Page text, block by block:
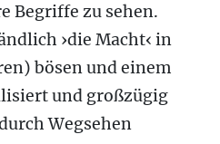
Begriffe zu sehen.
›die Macht‹ in
bösen und einem
und großzügig
Wegsehen